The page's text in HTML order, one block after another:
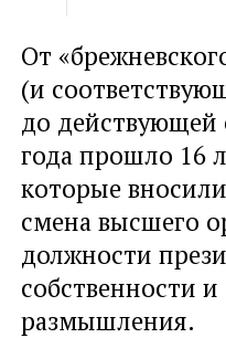
От
(и
до действующей
года прошло 16
которые
смена высшего
должности
собственности и
размышления.